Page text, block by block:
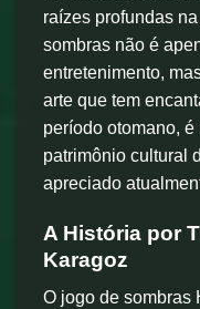
raízes profundas
sombras não é
entretenimento,
arte que tem
período otomano,
patrimônio cultural
apreciado
A História por
Karagoz
O jogo de sombras